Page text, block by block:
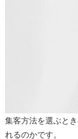
集客方法を選ぶと
れるのかです。